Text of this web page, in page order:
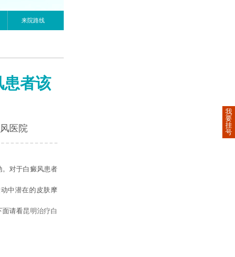
来院路线
患者该
医院
对于白癜风患者
中潜在的皮肤摩
面请看昆明治疗白
我
要
挂
号